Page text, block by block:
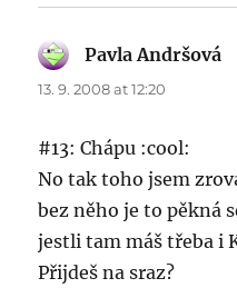
Pavla Andršová
13. 9. 2008 at 12:20
#13: Chápu :cool:
No tak toho jsem
bez něho je to pěkná
jestli tam máš třeba i
Přijdeš na sraz?